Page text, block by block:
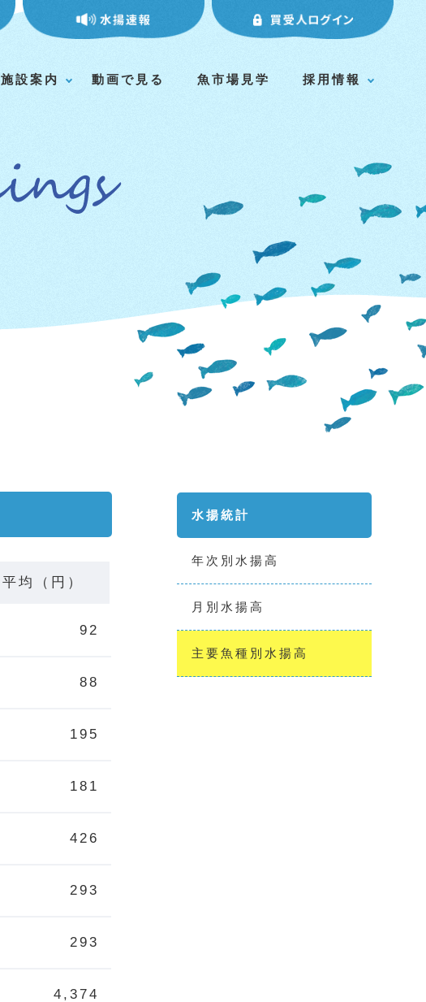
施設案内 動画で見る 魚市場見学 採用情報
平均（円）
92
88
195
181
426
293
293
4,374
水揚統計
年次別水揚高
月別水揚高
主要魚種別水揚高